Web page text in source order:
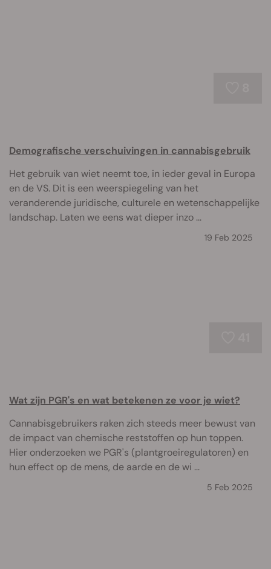
Demografische verschuivingen in cannabisgebruik
Het gebruik van wiet neemt toe, in ieder geval in Europa
en de VS. Dit is een weerspiegeling van het
veranderende juridische, culturele en wetenschappelijke
landschap. Laten we eens wat dieper inzo ...
19 Feb 2025
Wat zijn PGR's en wat betekenen ze voor je wiet?
Cannabisgebruikers raken zich steeds meer bewust van
de impact van chemische reststoffen op hun toppen.
Hier onderzoeken we PGR's (plantgroeiregulatoren) en
hun effect op de mens, de aarde en de wi ...
5 Feb 2025